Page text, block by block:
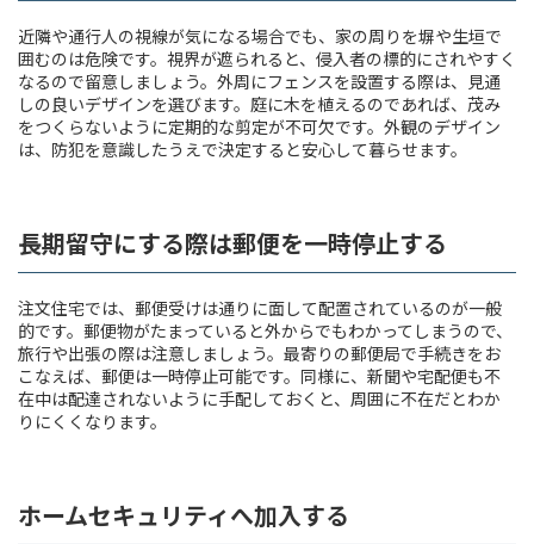
近隣や通行人の視線が気になる場合でも、家の周りを塀や生垣で
囲むのは危険です。視界が遮られると、侵入者の標的にされやすく
なるので留意しましょう。外周にフェンスを設置する際は、見通
しの良いデザインを選びます。庭に木を植えるのであれば、茂み
をつくらないように定期的な剪定が不可欠です。外観のデザイン
は、防犯を意識したうえで決定すると安心して暮らせます。
長期留守にする際は郵便を一時停止する
注文住宅では、郵便受けは通りに面して配置されているのが一般
的です。郵便物がたまっていると外からでもわかってしまうので、
旅行や出張の際は注意しましょう。最寄りの郵便局で手続きをお
こなえば、郵便は一時停止可能です。同様に、新聞や宅配便も不
在中は配達されないように手配しておくと、周囲に不在だとわか
りにくくなります。
ホームセキュリティへ加入する